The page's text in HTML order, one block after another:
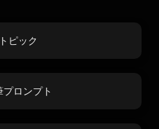
トピック
プロンプト